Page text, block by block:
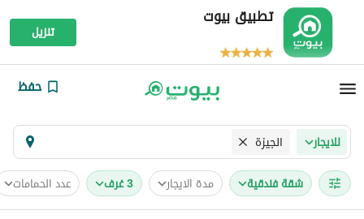
تطبيق بيوت
تنزيل
حفظ
للايجار الجيزة
شقة فندقية مدة الايجار 3 غرف عدد الحمامات